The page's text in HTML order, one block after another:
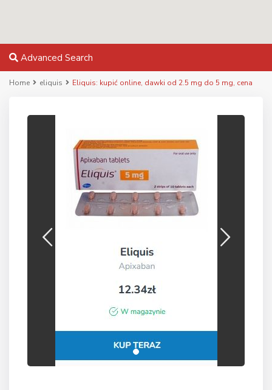
Advanced Search
Home eliquis Eliquis: kupić online, dawki od 2.5 mg do 5 mg, cena